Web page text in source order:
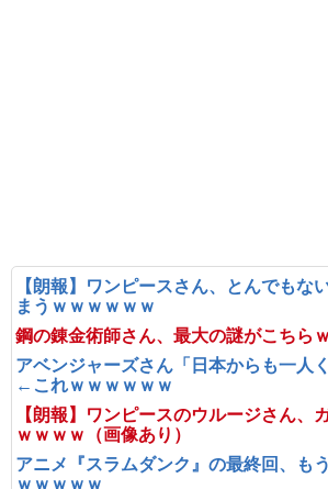
【朗報】ワンピースさん、とんでもな
まうｗｗｗｗｗｗ
鋼の錬金術師さん、最大の謎がこちら
アベンジャーズさん「日本からも一人
←これｗｗｗｗｗｗ
【朗報】ワンピースのウルージさん、
ｗｗｗｗ（画像あり）
アニメ『スラムダンク』の最終回、も
ｗｗｗｗｗ